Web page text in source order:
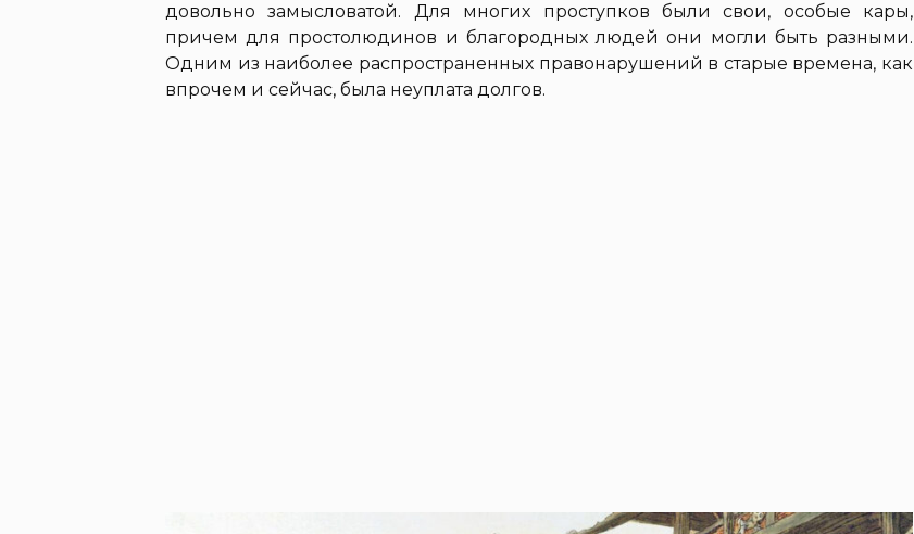
довольно замысловатой. Для многих проступков были свои, особые кары,
причем для простолюдинов и благородных людей они могли быть разными.
Одним из наиболее распространенных правонарушений в старые времена, как
впрочем и сейчас, была неуплата долгов.